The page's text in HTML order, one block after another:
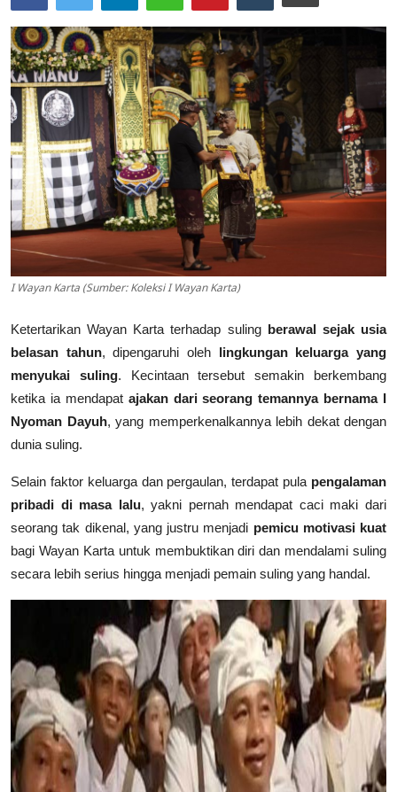
Indonesia
I Wayan Karta (Sumber: Koleksi I Wayan Karta)
Ketertarikan Wayan Karta terhadap suling berawal sejak usia
belasan tahun, dipengaruhi oleh lingkungan keluarga yang
menyukai suling. Kecintaan tersebut semakin berkembang
ketika ia mendapat ajakan dari seorang temannya bernama I
Nyoman Dayuh, yang memperkenalkannya lebih dekat dengan
dunia suling.
Selain faktor keluarga dan pergaulan, terdapat pula pengalaman
pribadi di masa lalu, yakni pernah mendapat caci maki dari
seorang tak dikenal, yang justru menjadi pemicu motivasi kuat
bagi Wayan Karta untuk membuktikan diri dan mendalami suling
secara lebih serius hingga menjadi pemain suling yang handal.